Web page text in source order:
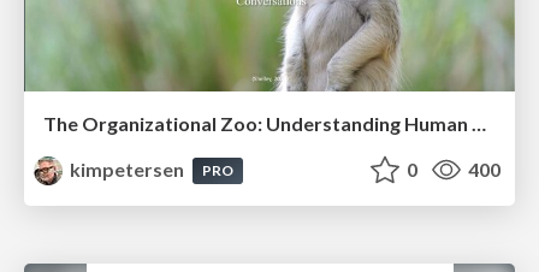
The Organizational Zoo: Understanding Human Behavior Agility Through Metaphoric Constructive Conversations (based on the works of Arthur Shelley, Ph.D)
kimpetersen
PRO 0 400